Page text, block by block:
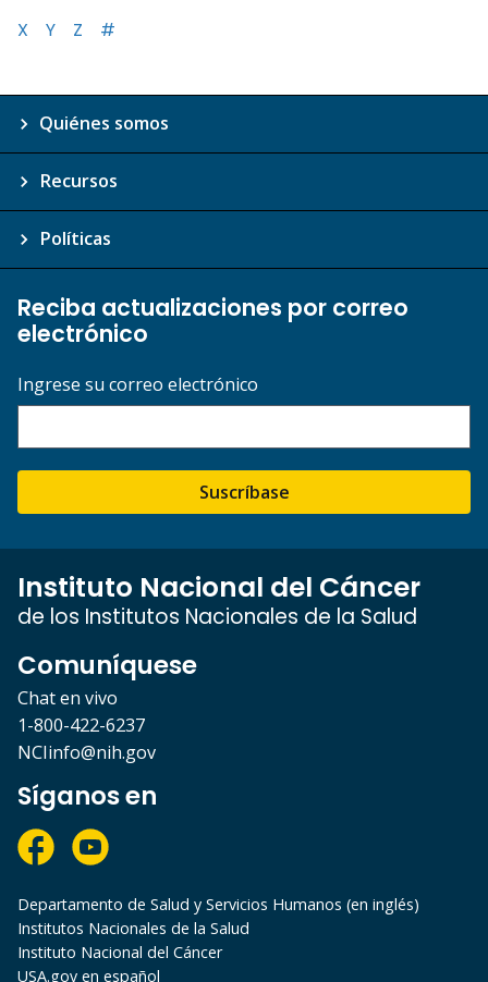
X
Y Z #
Quiénes somos
Recursos
Políticas
Reciba actualizaciones por correo
electrónico
Ingrese su correo electrónico
Suscríbase
Instituto Nacional del Cáncer
de los Institutos Nacionales de la Salud
Comuníquese
Chat en vivo
1-800-422-6237
NCIinfo@nih.gov
Síganos en
Departamento de Salud y Servicios Humanos (en inglés)
Institutos Nacionales de la Salud
Instituto Nacional del Cáncer
USA.gov en español